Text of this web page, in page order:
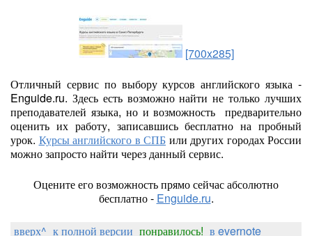
[700x285]
Отличный сервис по выбору курсов английского языка -
Enguide.ru. Здесь есть возможно найти не только лучших
преподавателей языка, но и возможность предварительно
оценить их работу, записавшись бесплатно на пробный
урок. Курсы английского в СПБ или других городах России
можно запросто найти через данный сервис.
Оцените его возможность прямо сейчас абсолютно
бесплатно - Enguide.ru.
вверх^ к полной версии понравилось! в evernote